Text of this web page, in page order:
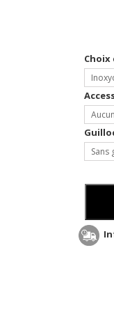
Choix
Sans